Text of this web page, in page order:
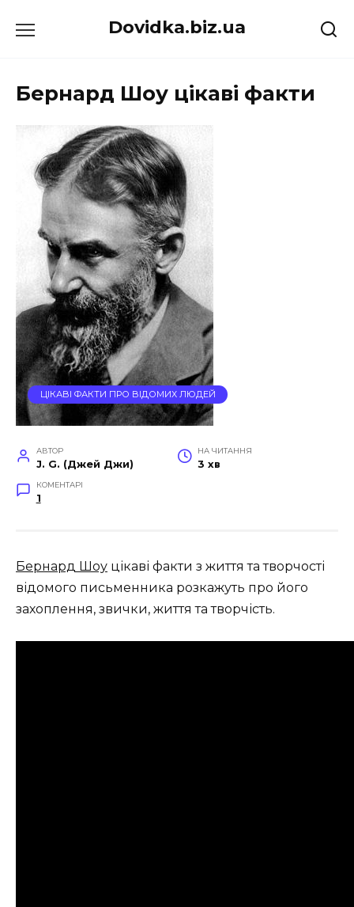
до
Dovidka.biz.ua
Бернард Шоу цікаві факти
ЦІКАВІ ФАКТИ ПРО ВІДОМИХ ЛЮДЕЙ
АВТОР
J. G. (Джей Джи)
НА ЧИТАННЯ
3 хв
КОМЕНТАРІ
1
Бернард Шоу цікаві факти з життя та творчості
відомого письменника розкажуть про його
захоплення, звички, життя та творчість.